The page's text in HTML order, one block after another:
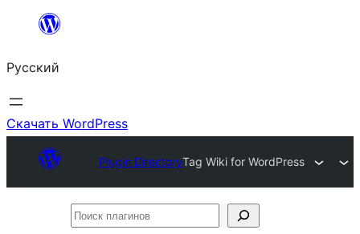
Перейти
содержимому
Русский
Скачать WordPress
Plugin DirectoryTag Wiki for WordPress
Поиск